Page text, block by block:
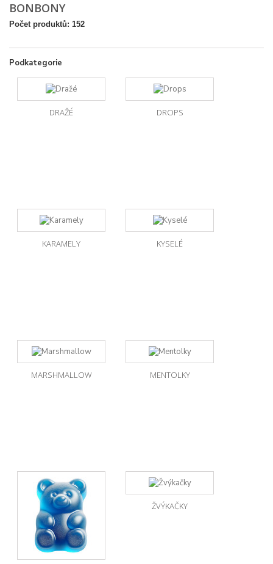
BONBONY
Počet produktů: 152
Podkategorie
DRAŽÉ DROPS
KARAMELY KYSELÉ
MARSHMALLOW MENTOLKY
ŽVÝKAČKY